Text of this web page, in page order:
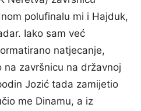
polufinalu mi i Hajduk,
Iako sam već
natjecanje,
završnicu na državnoj
Jozić tada zamijetio
me Dinamu, a iz